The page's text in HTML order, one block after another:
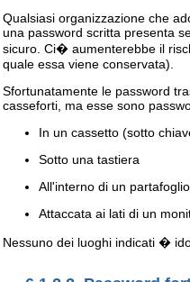
Qualsiasi organizzazione che
una password scritta presenta
sicuro. Ci� aumenterebbe il
quale essa viene conservata).
Sfortunatamente le password
casseforti, ma esse sono
In un cassetto (sotto
Sotto una tastiera
All'interno di un partafoglio
Attaccata ai lati di un
Nessuno dei luoghi indicati �